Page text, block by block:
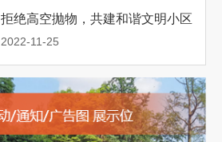
拒绝高空抛物，共建和谐文明小区
2022-11-25